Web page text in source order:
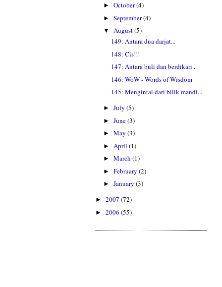
► October(4)
► September(4)
▼ August(5)
149: Antara dua darjat...
148: Cis!!!
147: Antara buli dan berdikari...
146: WoW - Words of Wisdom
145: Mengintai dari bilik mandi...
► July (5)
► June(3)
► May (3)
► April (1)
► March (1)
► February (2)
► January (3)
► 2007 (72)
► 2006 (55)